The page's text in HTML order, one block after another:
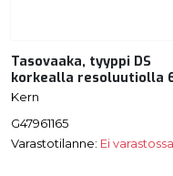
Tasovaaka, tyyppi DS
korkealla resoluutiolla
Kern
G47961165
Varastotilanne: Ei varastossa